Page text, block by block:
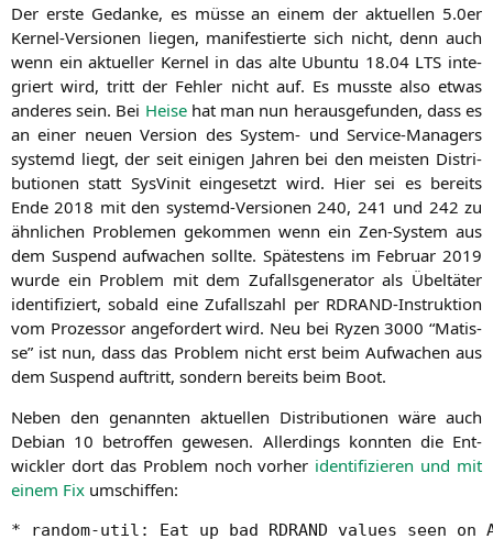
Der ers­te Gedan­ke, es müs­se an einem der aktu­el­len 5.0er
Ker­nel-Ver­sio­nen lie­gen, mani­fes­tier­te sich nicht, denn auch
wenn ein aktu­el­ler Ker­nel in das alte Ubun­tu 18.04 LTS inte­
griert wird, tritt der Feh­ler nicht auf. Es muss­te also etwas
ande­res sein. Bei Hei­sehat man nun her­aus­ge­fun­den, dass es
an einer neu­en Ver­si­on des Sys­tem- und Ser­vice-Mana­gers
sys­temd liegt, der seit eini­gen Jah­ren bei den meis­ten Dis­tri­
bu­tio­nen statt Sys­Vi­nit ein­ge­setzt wird. Hier sei es bereits
Ende 2018 mit den sys­temd-Ver­sio­nen 240, 241 und 242 zu
ähn­li­chen Pro­ble­men gekom­men wenn ein Zen-Sys­tem aus
dem Sus­pend auf­wa­chen soll­te. Spä­tes­tens im Febru­ar 2019
wur­de ein Pro­blem mit dem Zufalls­ge­nera­tor als Übel­tä­ter
iden­ti­fi­ziert, sobald eine Zufalls­zahl per RDRAND-Instruk­ti­on
vom Pro­zes­sor ange­for­dert wird. Neu bei Ryzen 3000 “Matis­
se” ist nun, dass das Pro­blem nicht erst beim Auf­wa­chen aus
dem Sus­pend auf­tritt, son­dern bereits beim Boot.
Neben den genann­ten aktu­el­len Dis­tri­bu­tio­nen wäre auch
Debi­an 10 betrof­fen gewe­sen. Aller­dings konn­ten die Ent­
wick­ler dort das Pro­blem noch vor­her iden­ti­fi­zie­ren und mit
einem Fix umschiffen:
* random-util: Eat up bad RDRAND values seen on